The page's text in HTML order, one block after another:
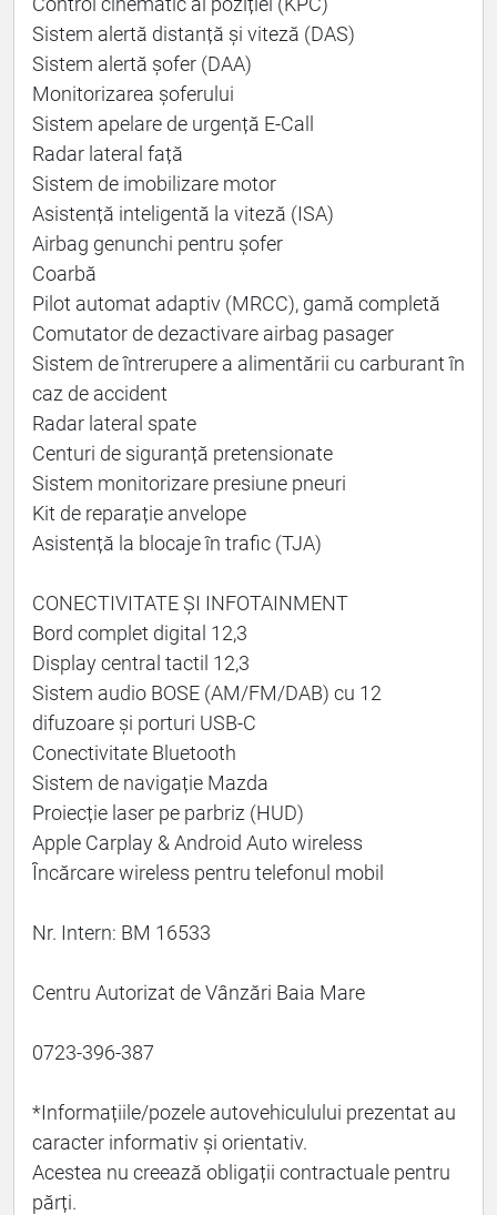
Sistem alertă distanță și viteză (DAS)
Sistem alertă șofer (DAA)
Monitorizarea șoferului
Sistem apelare de urgență E-Call
Radar lateral față
Sistem de imobilizare motor
Asistență inteligentă la viteză (ISA)
Airbag genunchi pentru șofer
Coarbă
Pilot automat adaptiv (MRCC), gamă completă
Comutator de dezactivare airbag pasager
Sistem de întrerupere a alimentării cu carburant în
caz de accident
Radar lateral spate
Centuri de siguranță pretensionate
Sistem monitorizare presiune pneuri
Kit de reparație anvelope
Asistență la blocaje în trafic (TJA)
CONECTIVITATE ȘI INFOTAINMENT
Bord complet digital 12,3
Display central tactil 12,3
Sistem audio BOSE (AM/FM/DAB) cu 12
difuzoare și porturi USB-C
Conectivitate Bluetooth
Sistem de navigație Mazda
Proiecție laser pe parbriz (HUD)
Apple Carplay & Android Auto wireless
Încărcare wireless pentru telefonul mobil
Nr. Intern: BM 16533
Centru Autorizat de Vânzări Baia Mare
0723-396-387
*Informațiile/pozele autovehiculului prezentat au
caracter informativ și orientativ.
Acestea nu creează obligații contractuale pentru
părți.